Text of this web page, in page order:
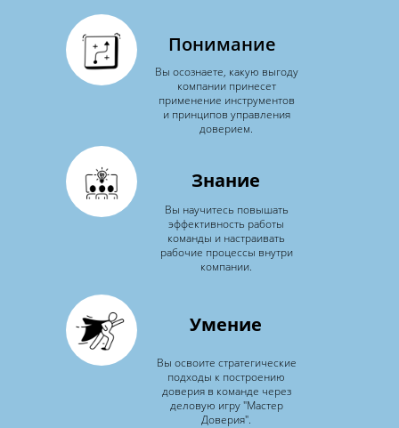
Знание
Вы научитесь повышать
эффективность работы
команды и настраивать
рабочие процессы внутри
компании.
Понимание
Вы осознаете, какую выгоду
компании принесет
применение инструментов
и принципов управления
доверием.
Умение
Вы освоите стратегические
подходы к построению
доверия в команде через
деловую игру "Мастер
Доверия".